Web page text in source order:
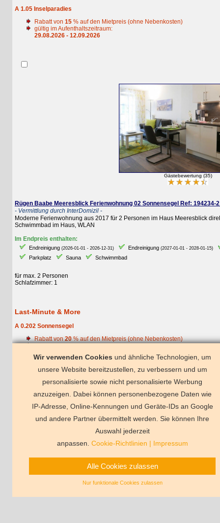
A 1.05 Inselparadies
Rabatt von15% auf den Mietpreis (ohne Nebenkosten)
gültig im Aufenthaltszeitraum:
29.08.2026 - 12.09.2026
Gästebewertung (35)
Rügen Baabe Meeresblick Ferienwohnung 02 Sonnensegel Ref: 194234-2 W
- Vermittlung durch InterDomizil -
Moderne Ferienwohnung aus 2017 für 2 Personen im Haus Meeresblick direkt
Schwimmbad im Haus, WLAN
Im Endpreis enthalten:
Endreinigung(2026-01-01 - 2026-12-31) Endreinigung(2027-01-01 - 2028-01-15)
Parkplatz
Sauna Schwimmbad
für max. 2 Personen
Schlafzimmer: 1
Last-Minute & More
A 0.202 Sonnensegel
Rabatt von20% auf den Mietpreis (ohne Nebenkosten)
Ferienhaus Mallorca
Wir verwenden Cookies und ähnliche Technologien, um
unsere Website bereitzustellen, zu verbessern und um
personalisierte sowie nicht personalisierte Werbung
anzuzeigen. Dabei können personenbezogene Daten wie
IP-Adresse, Online-Kennungen und Geräte-IDs an Google
und andere Partner übermittelt werden. Sie können Ihre
Auswahl jederzeit
anpassen. Cookie-Richtlinien|Impressum
Alle Cookies zulassen
Nur funktionale Cookies zulassen